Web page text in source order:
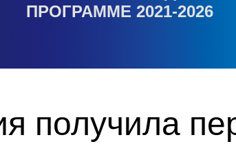
ПРОГРАММЕ 2021-2026
получила